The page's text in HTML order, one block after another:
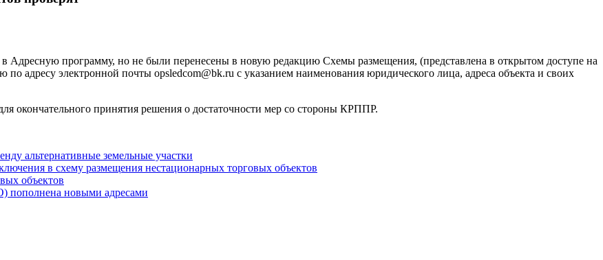
Адресную программу, но не были перенесены в новую редакцию Схемы размещения, (представлена в открытом доступе на
адресу электронной почты opsledcom@bk.ru с указанием наименования юридического лица, адреса объекта и своих
окончательного принятия решения о достаточности мер со стороны КРППР.
альтернативные земельные участки
в схему размещения нестационарных торговых объектов
объектов
пополнена новыми адресами